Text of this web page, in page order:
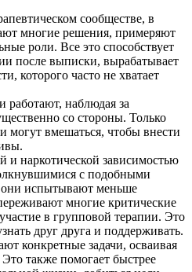
сообществе, в
многие решения, примеряют
роли. Все это способствует
после выписки, вырабатывает
которого часто не хватает
работают, наблюдая за
со стороны. Только
могут вмешаться, чтобы внести
и наркотической зависимостью
с подобными
испытывают меньше
многие критические
в групповой терапии. Это
друг друга и поддерживать.
конкретные задачи, осваивая
также помогает быстрее